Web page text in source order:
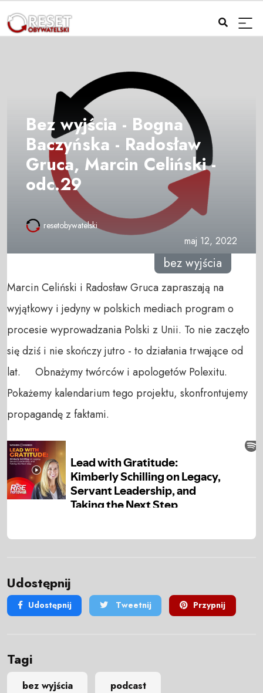
Bez wyjścia - Bogna
Baczyńska - Radosław
Gruca, Marcin Celiński -
odc.29
resetobywatelski
maj 12, 2022
bez wyjścia
Marcin Celiński i Radosław Gruca zapraszają na
wyjątkowy i jedyny w polskich mediach program o
procesie wyprowadzania Polski z Unii. To nie zaczęło
się dziś i nie skończy jutro - to działania trwające od
lat. Obnażymy twórców i apologetów Polexitu.
Pokażemy kalendarium tego projektu, skonfrontujemy
propagandę z faktami.
Udostępnij
Udostępnij Tweetnij Przypnij
Tagi
bez wyjścia podcast